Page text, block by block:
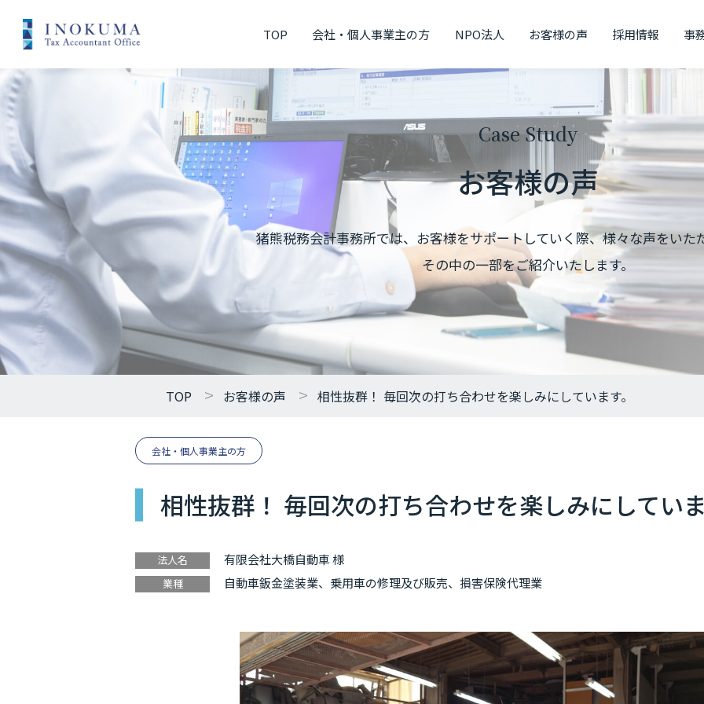
TOP 会社・個人事業主の方 NPO法人 お客様の声 採用情報 事
Case Study
お客様の声
猪熊税務会計事務所では、お客様をサポートしていく際、様々な声をいた
その中の一部をご紹介いたします。
TOP お客様の声 相性抜群！ 毎回次の打ち合わせを楽しみにしています。
会社・個人事業主の方
相性抜群！ 毎回次の打ち合わせを楽しみにしてい
法人名 有限会社大橋自動車 様
業種 自動車鈑金塗装業、乗用車の修理及び販売、損害保険代理業